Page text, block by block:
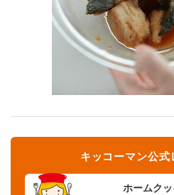
ホームク
キッコーマン公式